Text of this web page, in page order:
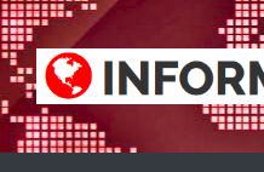
Preskočiť
na
obsah